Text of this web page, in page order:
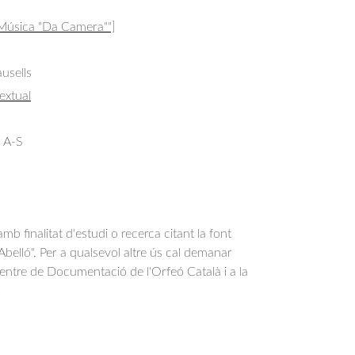
"Da Camera""]
A-S
finalitat d'estudi o recerca citant la font
Per a qualsevol altre ús cal demanar
de Documentació de l'Orfeó Català i a la